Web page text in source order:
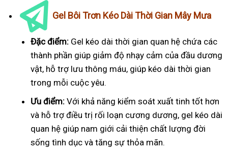
Gel Bôi Trơn Kéo Dài Thời Gian Mây Mưa
Đặc điểm: Gel kéo dài thời gian quan hệ chứa các
thành phần giúp giảm độ nhạy cảm của đầu dương
vật, hỗ trợ lưu thông máu, giúp kéo dài thời gian
trong mỗi cuộc yêu.
Ưu điểm: Với khả năng kiểm soát xuất tinh tốt hơn
và hỗ trợ điều trị rối loạn cương dương, gel kéo dài
quan hệ giúp nam giới cải thiện chất lượng đời
sống tình dục và tăng sự thỏa mãn.